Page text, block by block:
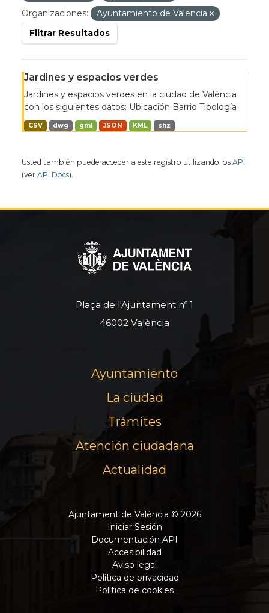
Organizaciones:
Ayuntamiento de Valencia
Filtrar Resultados
Jardines y espacios verdes
Jardines y espacios verdes en la ciudad de València
con los siguientes datos: Ubicación Barrio Tipología
CSV dwg gml JSON KML shz
Usted también puede acceder a este registro utilizando los API
(ver API Docs).
Plaça de l'Ajuntament nº 1
46002 València
Ayuntamiento
La ciudad
Trámites
Atención ciudadana
Actualidad
Ajuntament de València © 2026
Iniciar Sesión
Documentación API
Accesibilidad
Aviso legal
Política de privacidad
Política de cookies